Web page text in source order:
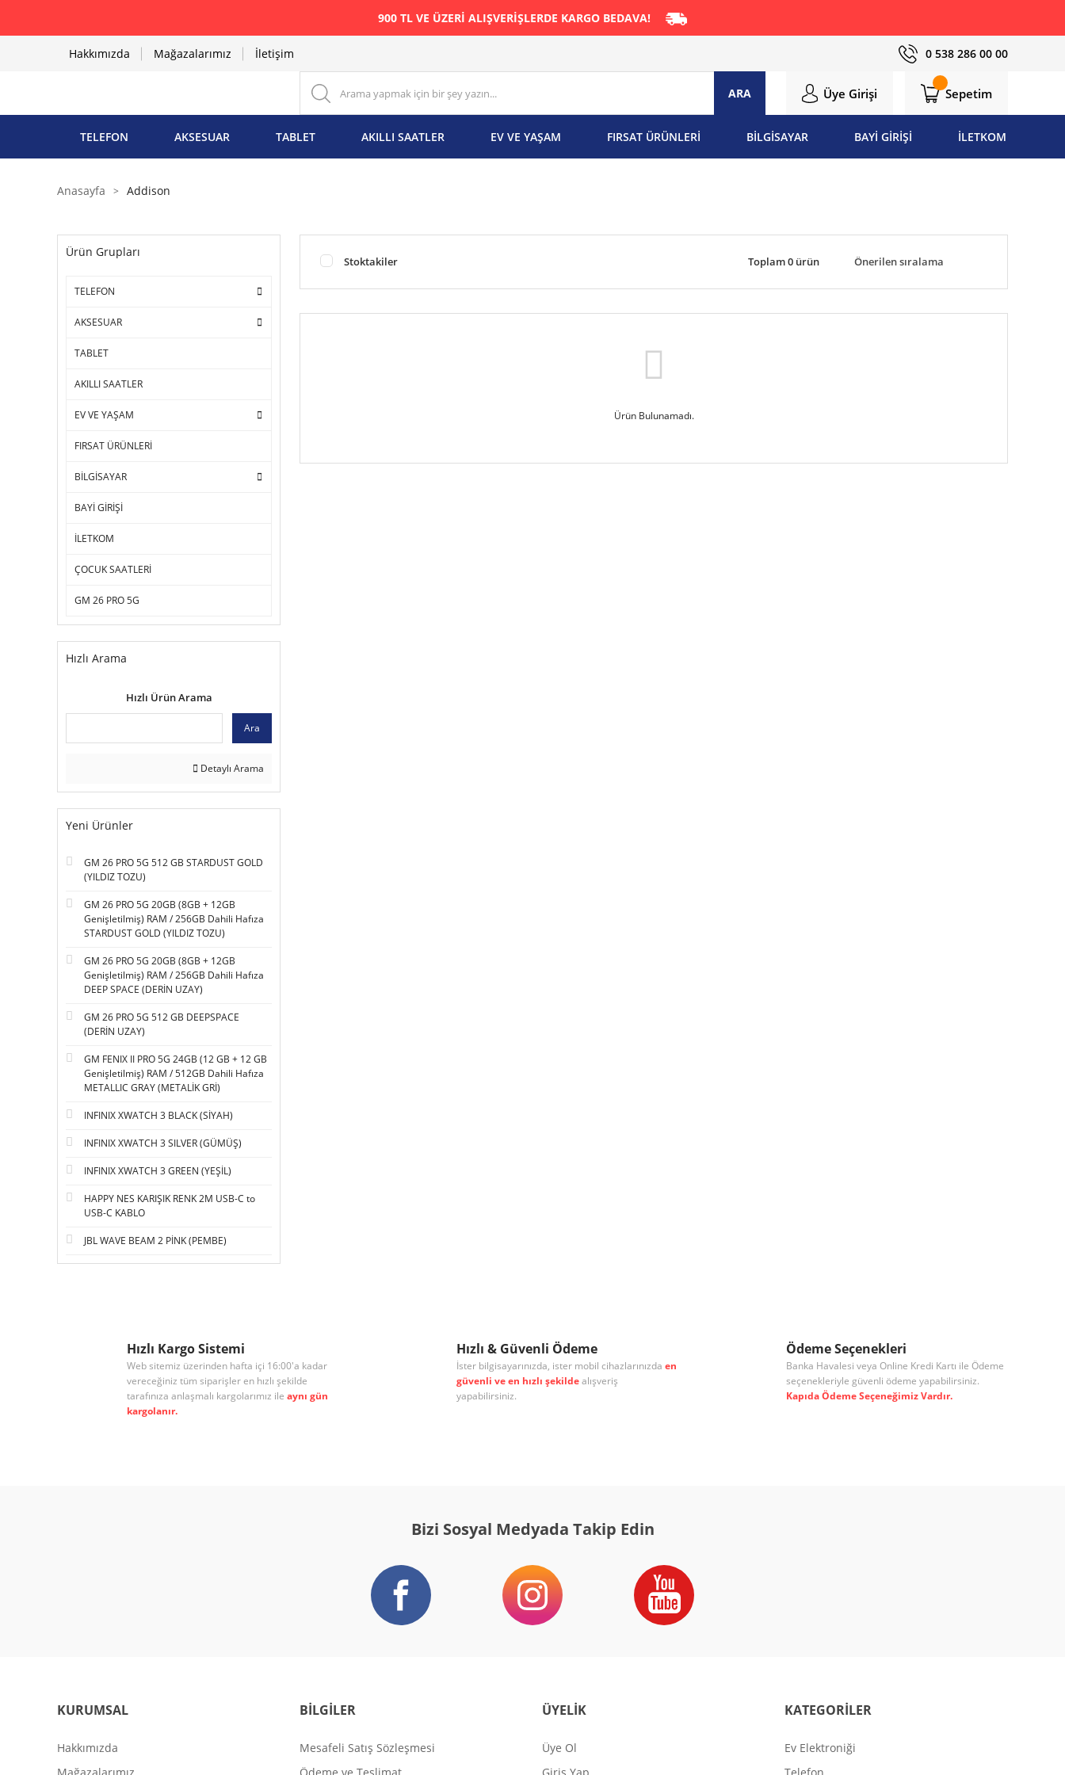
900 TL VE ÜZERİ ALIŞVERİŞLERDE KARGO BEDAVA!
Hakkımızda Mağazalarımız İletişim 0 538 286 00 00
ARA Üye Girişi Sepetim
TELEFON AKSESUAR TABLET AKILLI SAATLER EV VE YAŞAM FIRSAT ÜRÜNLERİ BİLGİSAYAR BAYİ GİRİŞİ İLETKOM
Anasayfa Addison
Ürün Grupları
TELEFON
AKSESUAR
TABLET
AKILLI SAATLER
EV VE YAŞAM
FIRSAT ÜRÜNLERİ
BİLGİSAYAR
BAYİ GİRİŞİ
İLETKOM
ÇOCUK SAATLERİ
GM 26 PRO 5G
Hızlı Arama
Hızlı Ürün Arama
Ara
Detaylı Arama
Yeni Ürünler
GM 26 PRO 5G 512 GB STARDUST GOLD
(YILDIZ TOZU)
GM 26 PRO 5G 20GB (8GB + 12GB
Genişletilmiş) RAM / 256GB Dahili Hafıza
STARDUST GOLD (YILDIZ TOZU)
GM 26 PRO 5G 20GB (8GB + 12GB
Genişletilmiş) RAM / 256GB Dahili Hafıza
DEEP SPACE (DERİN UZAY)
GM 26 PRO 5G 512 GB DEEPSPACE
(DERİN UZAY)
GM FENIX II PRO 5G 24GB (12 GB + 12 GB
Genişletilmiş) RAM / 512GB Dahili Hafıza
METALLIC GRAY (METALİK GRİ)
INFINIX XWATCH 3 BLACK (SİYAH)
INFINIX XWATCH 3 SILVER (GÜMÜŞ)
INFINIX XWATCH 3 GREEN (YEŞİL)
HAPPY NES KARIŞIK RENK 2M USB-C to
USB-C KABLO
JBL WAVE BEAM 2 PİNK (PEMBE)
Stoktakiler Toplam 0 ürün
Ürün Bulunamadı.
Hızlı Kargo Sistemi
Web sitemiz üzerinden hafta içi 16:00'a kadar
vereceğiniz tüm siparişler en hızlı şekilde
tarafınıza anlaşmalı kargolarımız ile aynı gün
kargolanır.
Hızlı & Güvenli Ödeme
İster bilgisayarınızda, ister mobil cihazlarınızda en
güvenli ve en hızlı şekildealışveriş
yapabilirsiniz.
Ödeme Seçenekleri
Banka Havalesi veya Online Kredi Kartı ile Ödeme
seçenekleriyle güvenli ödeme yapabilirsiniz.
Kapıda Ödeme Seçeneğimiz Vardır.
Bizi Sosyal Medyada Takip Edin
KURUMSAL
Hakkımızda
BİLGİLER
Mesafeli Satış Sözleşmesi
ÜYELİK
Üye Ol
KATEGORİLER
Ev Elektroniği